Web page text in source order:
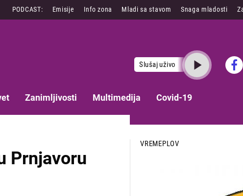
PODCAST: Emisije Info zona Mladi sa stavom Snaga mladosti
Slušaj uživo
Zanimljivosti Multimedija Covid-19
Prnjavoru
VREMEPLOV